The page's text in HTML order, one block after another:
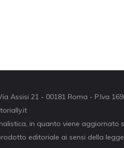
Assisi 21 - 00181 Roma - P.Iva
in quanto viene aggiornato
editoriale ai sensi della legge